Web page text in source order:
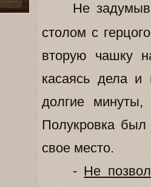
Не
столом с
вторую чашку
касаясь дела
долгие
Полукровка был
свое место.
- Не